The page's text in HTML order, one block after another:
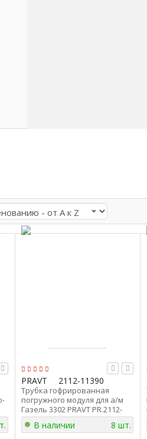
PRAVT 2112-11390
Трубка гофрированная
погружного модуля для а/м
Газель 3302 PRAVT PR.2112-
11390
В наличии 8 шт.